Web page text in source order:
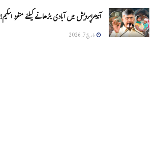
آندھراپردیش میں آبادی بڑھانے کیلئے منفرد اسکیم!
مارچ 7, 2026